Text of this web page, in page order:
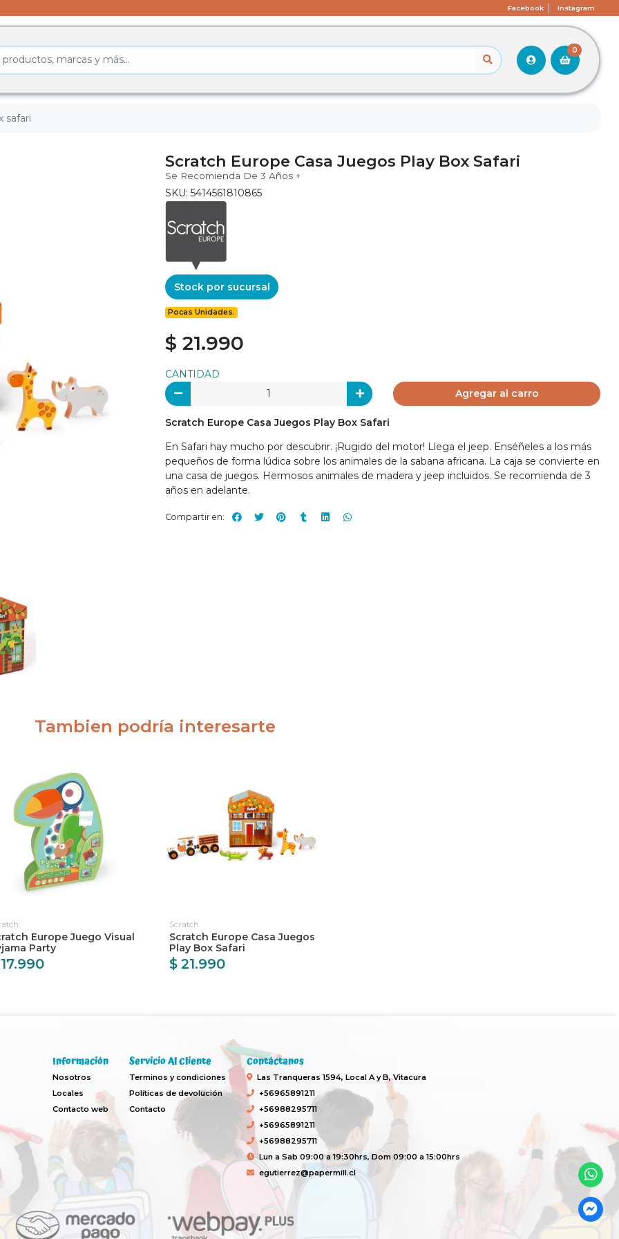
Facebook Instagram
0
safari
Scratch Europe Casa Juegos Play Box Safari
Se Recomienda De 3 Años +
SKU: 5414561810865
Stock por sucursal
Pocas Unidades.
$ 21.990
CANTIDAD
Agregar al carro
Scratch Europe Casa Juegos Play Box Safari
En Safari hay mucho por descubrir. ¡Rugido del motor! Llega el jeep. Enséñeles a los más
pequeños de forma lúdica sobre los animales de la sabana africana. La caja se convierte en
una casa de juegos. Hermosos animales de madera y jeep incluidos. Se recomienda de 3
años en adelante.
Compartir en:
Tambien podría interesarte
Europe Juego Visual
Party
Scratch
Scratch Europe Casa Juegos
Play Box Safari
$ 21.990
Información
Nosotros
Locales
Contacto web
Servicio Al Cliente
Terminos y condiciones
Políticas de devolución
Contacto
Contáctanos
Las Tranqueras 1594, Local A y B, Vitacura
+56965891211
+56988295711
+56965891211
+56988295711
Lun a Sab 09:00 a 19:30hrs, Dom 09:00 a 15:00hrs
egutierrez@papermill.cl